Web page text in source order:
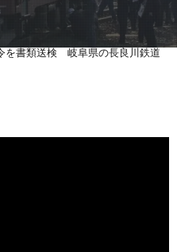
を書類送検 岐阜県の長良川鉄道